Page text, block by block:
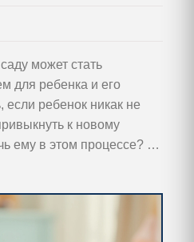
может стать
для ребенка и его
если ребенок никак не
к новому
ему в этом процессе? В
успешного привыкания.